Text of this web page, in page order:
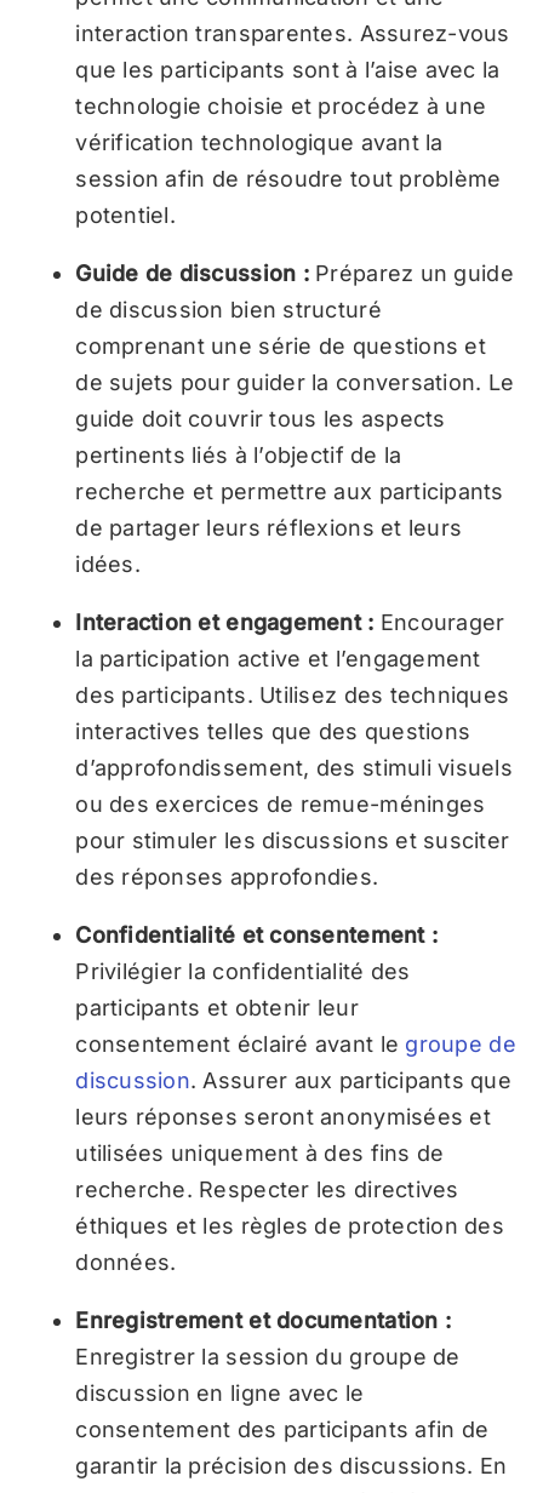
interaction transparentes. Assurez-vous
que les participants sont à l’aise avec la
technologie choisie et procédez à une
vérification technologique avant la
session afin de résoudre tout problème
potentiel.
Guide de discussion : Préparez un guide
de discussion bien structuré
comprenant une série de questions et
de sujets pour guider la conversation. Le
guide doit couvrir tous les aspects
pertinents liés à l’objectif de la
recherche et permettre aux participants
de partager leurs réflexions et leurs
idées.
Interaction et engagement : Encourager
la participation active et l’engagement
des participants. Utilisez des techniques
interactives telles que des questions
d’approfondissement, des stimuli visuels
ou des exercices de remue-méninges
pour stimuler les discussions et susciter
des réponses approfondies.
Confidentialité et consentement :
Privilégier la confidentialité des
participants et obtenir leur
consentement éclairé avant le groupe de
discussion. Assurer aux participants que
leurs réponses seront anonymisées et
utilisées uniquement à des fins de
recherche. Respecter les directives
éthiques et les règles de protection des
données.
Enregistrement et documentation :
Enregistrer la session du groupe de
discussion en ligne avec le
consentement des participants afin de
garantir la précision des discussions. En